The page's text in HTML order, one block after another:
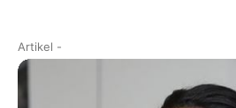
Artikel -